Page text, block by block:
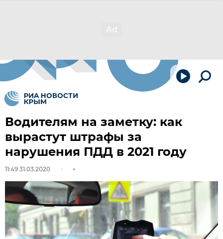
Водителям на заметку: как
вырастут штрафы за
нарушения ПДД в 2021 году
11:49 31.03.2020